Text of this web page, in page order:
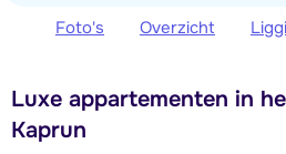
Foto's Overzicht
Luxe appartementen in
Kaprun